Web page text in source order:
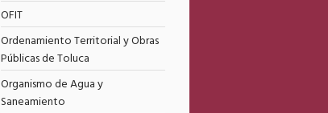
OFIT
Ordenamiento Territorial y Obras
Públicas de Toluca
Organismo de Agua y
Saneamiento